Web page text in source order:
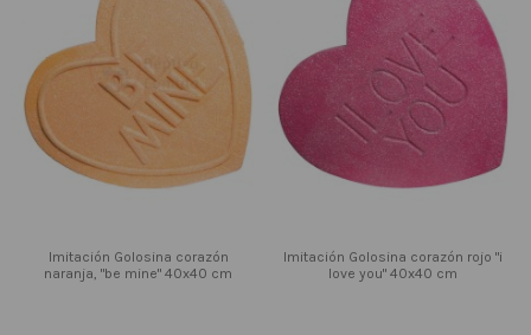
Imitación Golosina corazón
naranja, "be mine" 40x40 cm
Imitación Golosina corazón rojo "i
love you" 40x40 cm